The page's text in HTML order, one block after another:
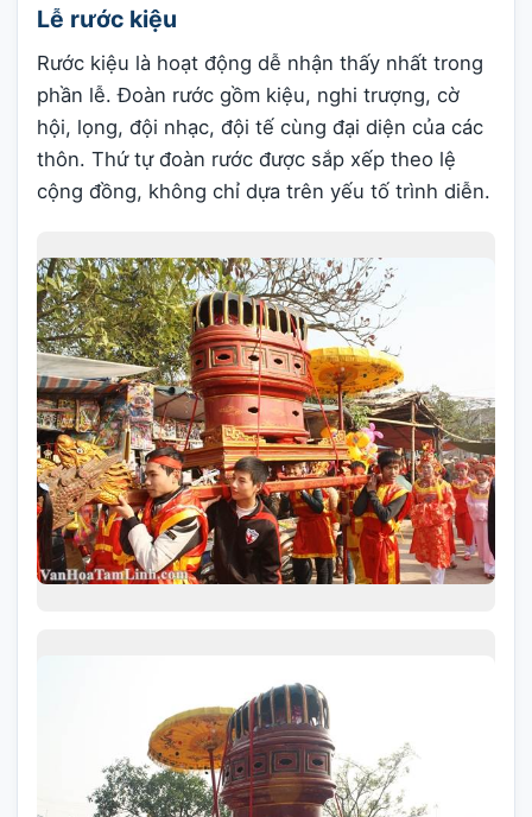
Lễ rước kiệu
Rước kiệu là hoạt động dễ nhận thấy nhất trong
phần lễ. Đoàn rước gồm kiệu, nghi trượng, cờ
hội, lọng, đội nhạc, đội tế cùng đại diện của các
thôn. Thứ tự đoàn rước được sắp xếp theo lệ
cộng đồng, không chỉ dựa trên yếu tố trình diễn.